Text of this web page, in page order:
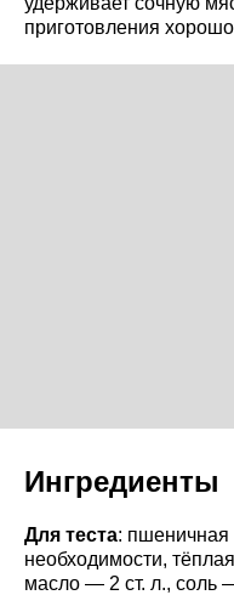
приготовления
Ингредиенты
Для теста: пшеничная
необходимости,
масло — 2 ст. л., соль